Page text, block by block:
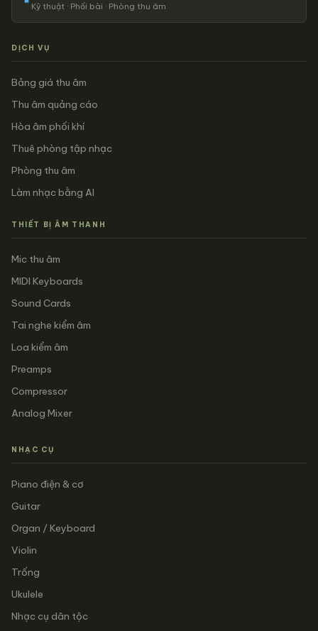
Kỹ thuật · Phối bài · Phòng thu âm
DỊCH VỤ
Bảng giá thu âm
Thu âm quảng cáo
Hòa âm phối khí
Thuê phòng tập nhạc
Phòng thu âm
Làm nhạc bằng AI
THIẾT BỊ ÂM THANH
Mic thu âm
MIDI Keyboards
Sound Cards
Tai nghe kiểm âm
Loa kiểm âm
Preamps
Compressor
Analog Mixer
NHẠC CỤ
Piano điện & cơ
Guitar
Organ / Keyboard
Violin
Trống
Ukulele
Nhạc cụ dân tộc